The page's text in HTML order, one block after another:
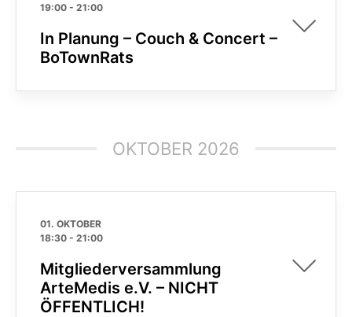
19:00 - 21:00
In Planung – Couch & Concert –
BoTownRats
OKTOBER 2026
01. OKTOBER
18:30 - 21:00
Mitgliederversammlung
ArteMedis e.V. – NICHT
ÖFFENTLICH!